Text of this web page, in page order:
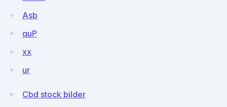
Asb
quP
xx
ur
Cbd stock bilder